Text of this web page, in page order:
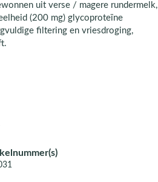
uit verse / magere rundermelk,
(200 mg) glycoproteïne
filtering en vriesdroging,